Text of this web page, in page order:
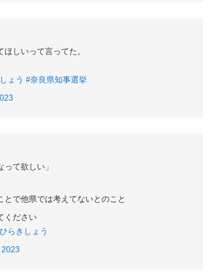
しいって言ってた。
ょう #奈良県知事選挙
て欲しい」
で他県では考えてないとのこと
ください
らきしょう
2023